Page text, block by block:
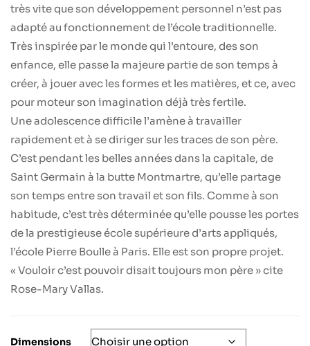
très vite que son développement personnel n’est pas
adapté au fonctionnement de l’école traditionnelle.
Très inspirée par le monde qui l’entoure, des son
enfance, elle passe la majeure partie de son temps à
créer, à jouer avec les formes et les matières, et ce, avec
pour moteur son imagination déjà très fertile.
Une adolescence difficile l’amène à travailler
rapidement et à se diriger sur les traces de son père.
C’est pendant les belles années dans la capitale, de
Saint Germain à la butte Montmartre, qu’elle partage
son temps entre son travail et son fils. Comme à son
habitude, c’est très déterminée qu’elle pousse les portes
de la prestigieuse école supérieure d’arts appliqués,
l’école Pierre Boulle à Paris. Elle est son propre projet.
« Vouloir c’est pouvoir disait toujours mon père » cite
Rose-Mary Vallas.
Dimensions